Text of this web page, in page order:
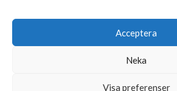
Acceptera
Neka
Visa preferenser
Aktuellt